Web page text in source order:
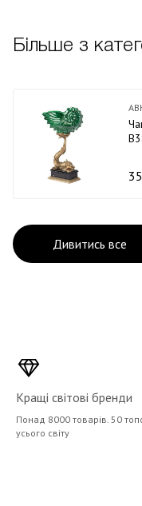
Більше з
Дивитись все
Кращі світові бренди
Понад 8000 товарів. 50
усього світу